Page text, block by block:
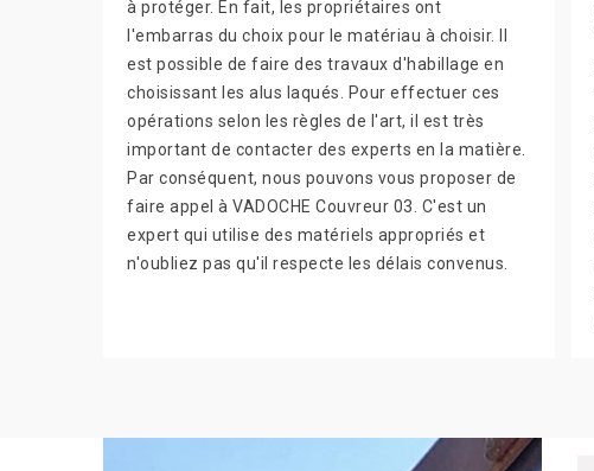
à protéger. En fait, les propriétaires ont
l'embarras du choix pour le matériau à choisir. Il
est possible de faire des travaux d'habillage en
choisissant les alus laqués. Pour effectuer ces
opérations selon les règles de l'art, il est très
important de contacter des experts en la matière.
Par conséquent, nous pouvons vous proposer de
faire appel à VADOCHE Couvreur 03. C'est un
expert qui utilise des matériels appropriés et
n'oubliez pas qu'il respecte les délais convenus.